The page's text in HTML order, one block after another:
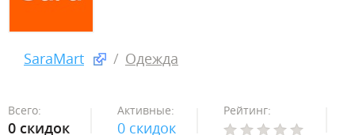
SaraMart Одежда
Всего:
0 скидок
Активные:
0 скидок
Рейтинг: